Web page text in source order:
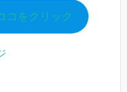
コをクリック